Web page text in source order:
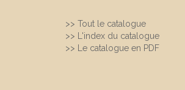
>> Tout le catalogue
>> L'index du catalogue
>> Le catalogue en PDF